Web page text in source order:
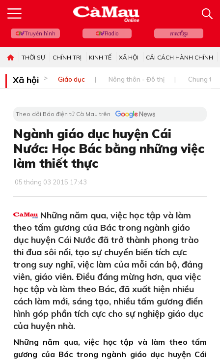
Truyền hình Radio ភាសាខ្មែរ
THỜI SỰ CHÍNH TRỊ KINH TẾ XÃ HỘI CẢI CÁCH HÀNH CHÍNH
Xã hội Giáo dục Nông thôn - Đô thị Chung
Theo dõi Báo điện tử Cà Mau trên
Ngành giáo dục huyện Cái
Nước: Học Bác bằng những việc
làm thiết thực
05 tháng 03 2015 17:43
Những năm qua, việc học tập và làm
theo tấm gương của Bác trong ngành giáo
dục huyện Cái Nước đã trở thành phong trào
thi đua sôi nổi, tạo sự chuyển biến tích cực
trong suy nghĩ, việc làm của mỗi cán bộ, đảng
viên, giáo viên. Điều đáng mừng hơn, qua việc
học tập và làm theo Bác, đã xuất hiện nhiều
cách làm mới, sáng tạo, nhiều tấm gương điển
hình góp phần tích cực cho sự nghiệp giáo dục
của huyện nhà.
Những năm qua, việc học tập và làm theo tấm
gương của Bác trong ngành giáo dục huyện Cái